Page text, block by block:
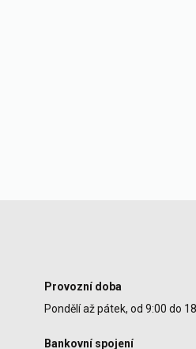
Provozní doba
Pondělí až pátek, od 9:00 do
Bankovní spojení